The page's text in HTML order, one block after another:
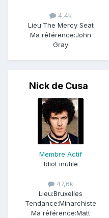
4,4k
Lieu:The Mercy Seat
Ma référence:John
Gray
Nick de Cusa
Membre Actif
Idiot inutile
47,6k
Lieu:Bruxelles
Tendance:Minarchiste
Ma référence:Matt